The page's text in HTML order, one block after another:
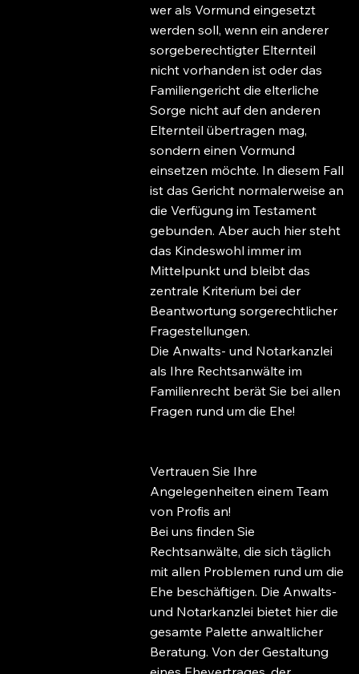
wer als Vormund eingesetzt
werden soll, wenn ein anderer
sorgeberechtigter Elternteil
nicht vorhanden ist oder das
Familiengericht die elterliche
Sorge nicht auf den anderen
Elternteil übertragen mag,
sondern einen Vormund
einsetzen möchte. In diesem Fall
ist das Gericht normalerweise an
die Verfügung im Testament
gebunden. Aber auch hier steht
das Kindeswohl immer im
Mittelpunkt und bleibt das
zentrale Kriterium bei der
Beantwortung sorgerechtlicher
Fragestellungen.
Die Anwalts- und Notarkanzlei
als Ihre Rechtsanwälte im
Familienrecht berät Sie bei allen
Fragen rund um die Ehe!
Vertrauen Sie Ihre
Angelegenheiten einem Team
von Profis an!
Bei uns finden Sie
Rechtsanwälte, die sich täglich
mit allen Problemen rund um die
Ehe beschäftigen. Die Anwalts-
und Notarkanzlei bietet hier die
gesamte Palette anwaltlicher
Beratung. Von der Gestaltung